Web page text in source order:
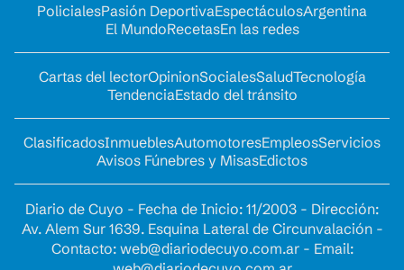
PolicialesPasión DeportivaEspectáculosArgentina
El MundoRecetasEn las redes
Cartas del lectorOpinionSocialesSaludTecnología
TendenciaEstado del tránsito
ClasificadosInmueblesAutomotoresEmpleosServicios
Avisos Fúnebres y MisasEdictos
Diario de Cuyo - Fecha de Inicio: 11/2003 - Dirección:
Av. Alem Sur 1639. Esquina Lateral de Circunvalación -
Contacto: web@diariodecuyo.com.ar- Email: